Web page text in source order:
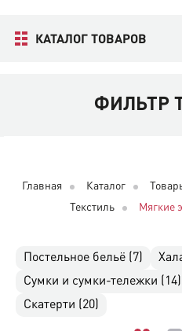
КАТАЛОГ ТОВАРОВ
ФИЛЬТР
Главная Каталог
Текстиль
Мягкие
Постельное бельё (7)
Сумки и сумки-тележки (14)
Скатерти (20)